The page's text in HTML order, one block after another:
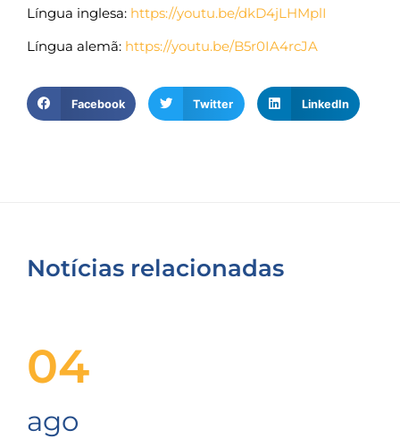
Língua inglesa: https://youtu.be/dkD4jLHMplI
Língua alemã: https://youtu.be/B5r0IA4rcJA
Facebook Twitter LinkedIn
Notícias relacionadas
04
ago